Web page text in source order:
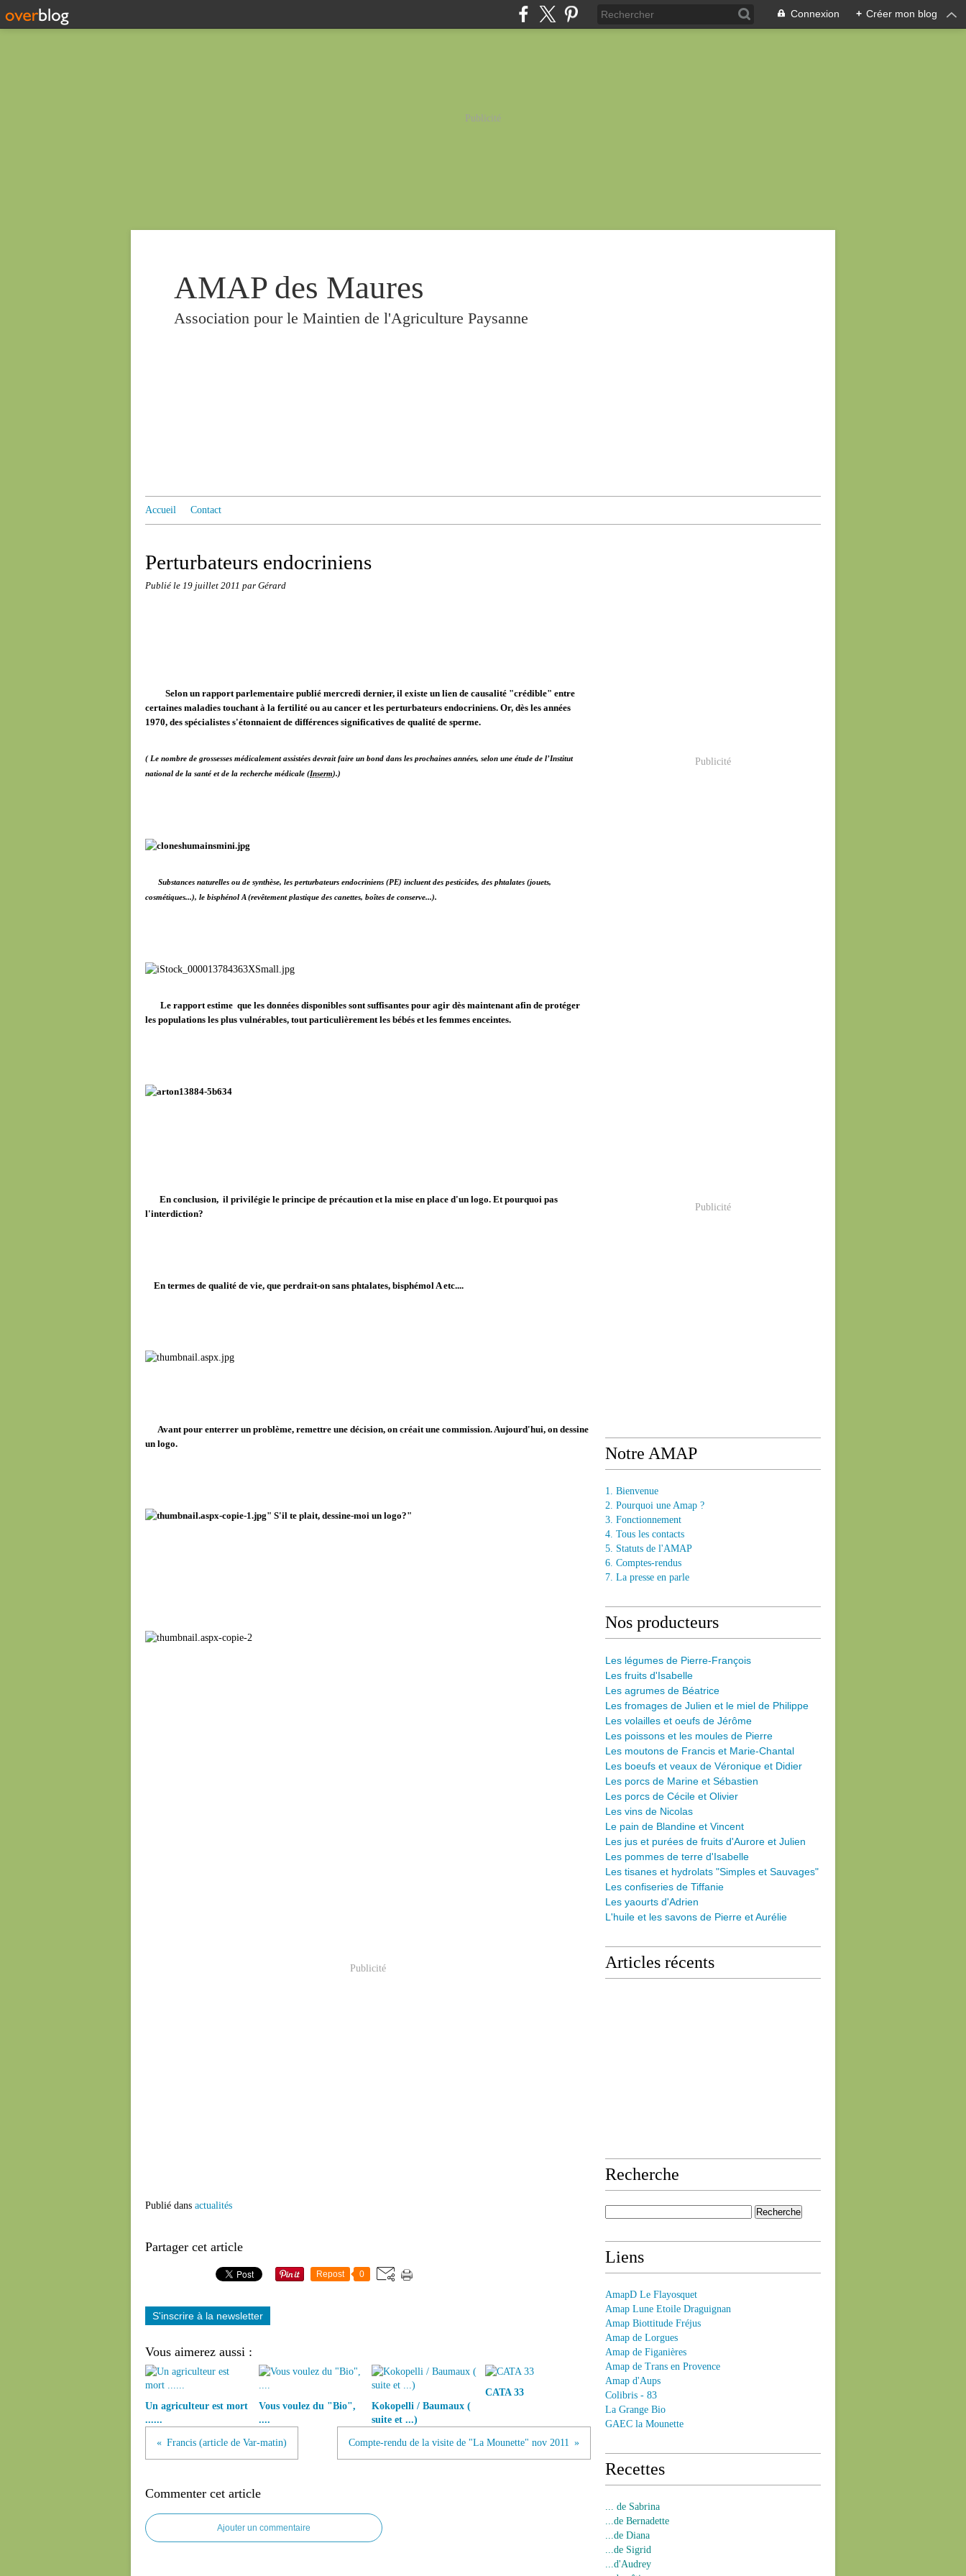
Connexion + Créer mon blog
Publicité
AMAP des Maures
Association pour le Maintien de l'Agriculture Paysanne
Accueil Contact
Perturbateurs endocriniens
Publié le 19 juillet 2011 par Gérard
Selon un rapport parlementaire publié mercredi dernier, il existe un lien de causalité "crédible" entre
certaines maladies touchant à la fertilité ou au cancer et les perturbateurs endocriniens. Or, dès les années
1970, des spécialistes s'étonnaient de différences significatives de qualité de sperme.
( Le nombre de grossesses médicalement assistées devrait faire un bond dans les prochaines années, selon une étude de l’Institut
national de la santé et de la recherche médicale (Inserm).)
Substances naturelles ou de synthèse, les perturbateurs endocriniens (PE) incluent des pesticides, des phtalates (jouets,
cosmétiques...), le bisphénol A (revêtement plastique des canettes, boîtes de conserve...).
Le rapport estime que les données disponibles sont suffisantes pour agir dès maintenant afin de protéger
les populations les plus vulnérables, tout particulièrement les bébés et les femmes enceintes.
En conclusion, il privilégie le principe de précaution et la mise en place d'un logo. Et pourquoi pas
l'interdiction?
En termes de qualité de vie, que perdrait-on sans phtalates, bisphémol A etc....
Avant pour enterrer un problème, remettre une décision, on créait une commission. Aujourd'hui, on dessine
un logo.
" S'il te plait, dessine-moi un logo?"
Publicité
Publié dans actualités
Partager cet article
Repost 0
S'inscrire à la newsletter
Vous aimerez aussi :
Un agriculteur est mort
......
Vous voulez du "Bio",
....
Kokopelli / Baumaux (
suite et ...)
CATA 33
Francis (article de Var-matin) Compte-rendu de la visite de "La Mounette" nov 2011
Commenter cet article
Ajouter un commentaire
Publicité
Publicité
Notre AMAP
1. Bienvenue
2. Pourquoi une Amap ?
3. Fonctionnement
4. Tous les contacts
5. Statuts de l'AMAP
6. Comptes-rendus
7. La presse en parle
Nos producteurs
Les légumes de Pierre-François
Les fruits d'Isabelle
Les agrumes de Béatrice
Les fromages de Julien et le miel de Philippe
Les volailles et oeufs de Jérôme
Les poissons et les moules de Pierre
Les moutons de Francis et Marie-Chantal
Les boeufs et veaux de Véronique et Didier
Les porcs de Marine et Sébastien
Les porcs de Cécile et Olivier
Les vins de Nicolas
L e pain de Blandine et Vincent
Les jus et purées de fruits d'Aurore et Julien
Les pommes de terre d'Isabelle
Les tisanes et hydrolats "Simples et Sauvages"
Les confiseries de Tiffanie
Les yaourts d'Adrien
L'huile et les savons de Pierre et Aurélie
Articles récents
Recherche
Liens
AmapD Le Flayosquet
Amap Lune Etoile Draguignan
Amap Biottitude Fréjus
Amap de Lorgues
Amap de Figanières
Amap de Trans en Provence
Amap d'Aups
Colibris - 83
La Grange Bio
GAEC la Mounette
Recettes
... de Sabrina
...de Bernadette
...de Diana
...de Sigrid
...d'Audrey